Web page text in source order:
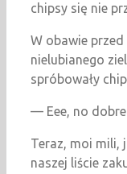
chipsy się nie
W obawie
nielubianego
spróbowały
— Eee, no
Teraz, moi mili,
naszej liście